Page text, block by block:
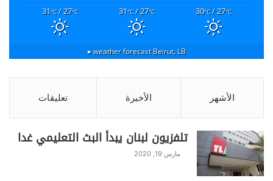
30°C/ 27°C
31°C/ 27°C
31°C/ 27°C
Beirut, LB
weather forecast ▸
الأشهر الأخيرة تعليقات
تلفزيون لبنان يبدأ البث التعليمي غدا
مارس 19, 2020